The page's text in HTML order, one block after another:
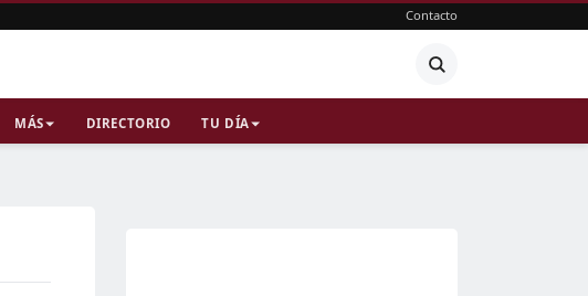
Contacto
MÁS DIRECTORIO TU DÍA